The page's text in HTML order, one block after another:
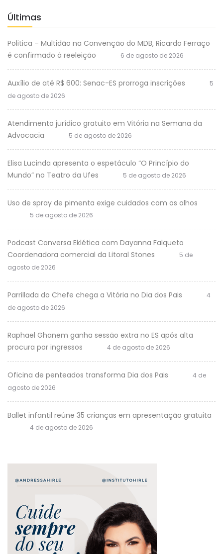
Últimas
Politica – Multidão na Convenção do MDB, Ricardo Ferraço
é confirmado à reeleição
6 de agosto de 2026
Auxílio de até R$ 600: Senac-ES prorroga inscrições
5
de agosto de 2026
Atendimento jurídico gratuito em Vitória na Semana da
Advocacia
5 de agosto de 2026
Elisa Lucinda apresenta o espetáculo “O Princípio do
Mundo” no Teatro da Ufes
5 de agosto de 2026
Uso de spray de pimenta exige cuidados com os olhos
5 de agosto de 2026
Podcast Conversa Eklética com Dayanna Falqueto
Coordenadora comercial da Litoral Stones
5 de
agosto de 2026
Parrillada do Chefe chega a Vitória no Dia dos Pais
4
de agosto de 2026
Raphael Ghanem ganha sessão extra no ES após alta
procura por ingressos
4 de agosto de 2026
Oficina de penteados transforma Dia dos Pais
4 de
agosto de 2026
Ballet infantil reúne 35 crianças em apresentação gratuita
4 de agosto de 2026